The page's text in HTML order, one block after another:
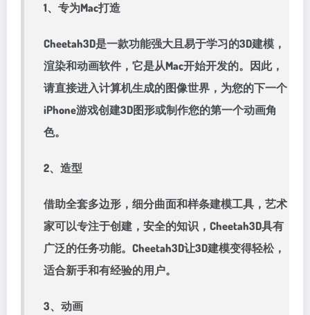
1、专为Mac打造
Cheetah3D是一款功能强大且易于学习的3D建模，
渲染和动画软件，它是从Mac开始开发的。因此，
请直接进入计算机生成的图像世界，为您的下一个
iPhone游戏创建3D图形或制作您的第一个动画角
色。
2、造型
借助全套多边形，细分曲面和样条建模工具，艺术
家可以专注于创建，安全的知识，Cheetah3D具有
广泛的任务功能。Cheetah3D让3D建模变得轻松，
适合新手和有经验的用户。
3、动画